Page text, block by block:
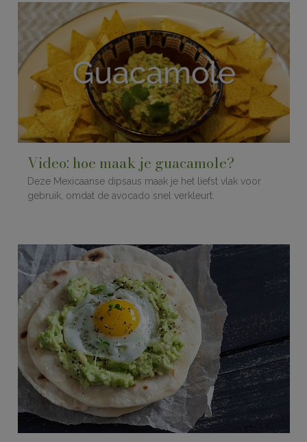
Video: hoe maak je guacamole?
Deze Mexicaanse dipsaus maak je het liefst vlak voor
gebruik, omdat de avocado snel verkleurt.